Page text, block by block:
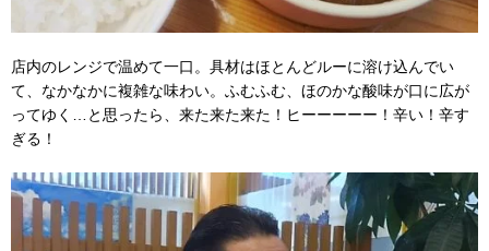
店内のレンジで温めて一口。具材はほとんどルーに溶け込んでい
て、なかなかに複雑な味わい。ふむふむ、ほのかな酸味が口に広が
ってゆく…と思ったら、来た来た来た！ヒーーーーー！辛い！辛す
ぎる！